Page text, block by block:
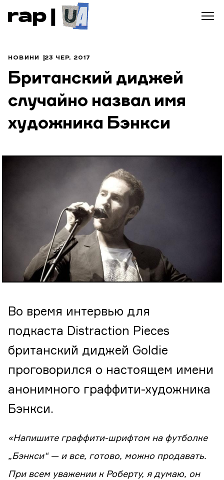
НОВИНИ 23 ЧЕР, 2017
Британский диджей
случайно назвал имя
художника Бэнкси
Во время интервью для
подкаста Distraction Pieces
британский диджей Goldie
проговорился о настоящем имени
анонимного граффити-художника
Бэнкси.
«Напишите граффити-шрифтом на футболке
„Бэнкси“ — и все, готово, можно продавать.
При всем уважении к Роберту, я думаю, он